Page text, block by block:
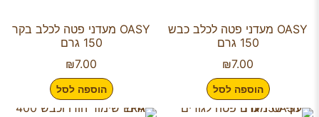
OASY מעדני פטה לכלב כבש
150 גרם
₪7.00
הוספה לסל
OASY מעדני פטה לכלב בקר
150 גרם
₪7.00
הוספה לסל